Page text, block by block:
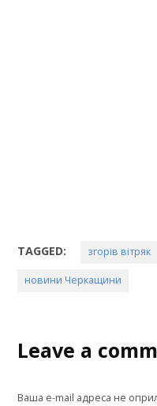
TAGGED: згорів вітряк
новини Черкащини
Leave a
Ваша e-mail адреса не